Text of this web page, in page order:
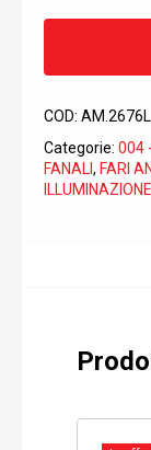
COD: AM.2676L
Categorie: 004
FANALI , FARI
ILLUMINAZIONE